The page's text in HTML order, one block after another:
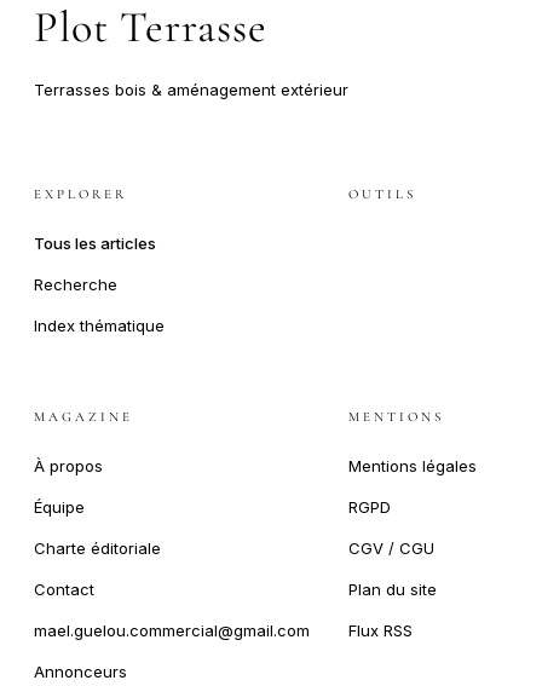
Plot Terrasse
Terrasses bois & aménagement extérieur
EXPLORER
Tous les articles
Recherche
Index thématique
OUTILS
MAGAZINE
À propos
Équipe
Charte éditoriale
Contact
mael.guelou.commercial@gmail.com
Annonceurs
MENTIONS
Mentions légales
RGPD
CGV / CGU
Plan du site
Flux RSS